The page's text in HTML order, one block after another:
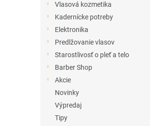
Vlasová kozmetika
Kadernícke potreby
Elektronika
Predlžovanie vlasov
Starostlivosť o pleť a telo
Barber Shop
Akcie
Novinky
Výpredaj
Tipy